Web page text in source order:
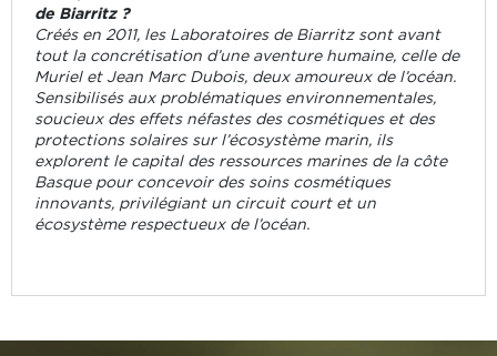
de Biarritz ?
Créés en 2011, les Laboratoires de Biarritz sont avant
tout la concrétisation d’une aventure humaine, celle de
Muriel et Jean Marc Dubois, deux amoureux de l’océan.
Sensibilisés aux problématiques environnementales,
soucieux des effets néfastes des cosmétiques et des
protections solaires sur l’écosystème marin, ils
explorent le capital des ressources marines de la côte
Basque pour concevoir des soins cosmétiques
innovants, privilégiant un circuit court et un
écosystème respectueux de l’océan.